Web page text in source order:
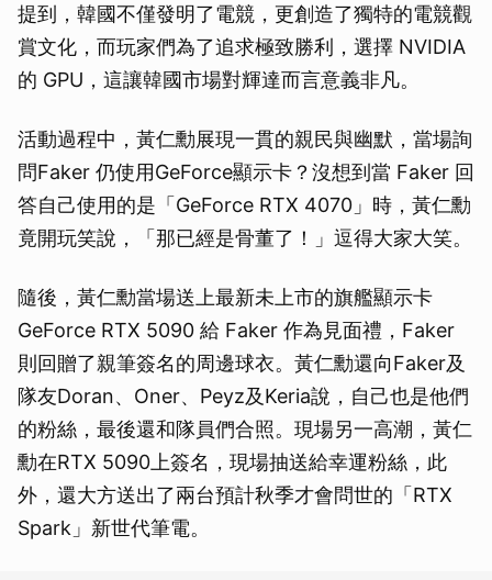
提到，韓國不僅發明了電競，更創造了獨特的電競觀
賞文化，而玩家們為了追求極致勝利，選擇 NVIDIA
的 GPU，這讓韓國市場對輝達而言意義非凡。
活動過程中，黃仁勳展現一貫的親民與幽默，當場詢
問Faker 仍使用GeForce顯示卡？沒想到當 Faker 回
答自己使用的是「GeForce RTX 4070」時，黃仁勳
竟開玩笑說，「那已經是骨董了！」逗得大家大笑。
隨後，黃仁勳當場送上最新未上市的旗艦顯示卡
GeForce RTX 5090 給 Faker 作為見面禮，Faker
則回贈了親筆簽名的周邊球衣。黃仁勳還向Faker及
隊友Doran、Oner、Peyz及Keria說，自己也是他們
的粉絲，最後還和隊員們合照。現場另一高潮，黃仁
勳在RTX 5090上簽名，現場抽送給幸運粉絲，此
外，還大方送出了兩台預計秋季才會問世的「RTX
Spark」新世代筆電。